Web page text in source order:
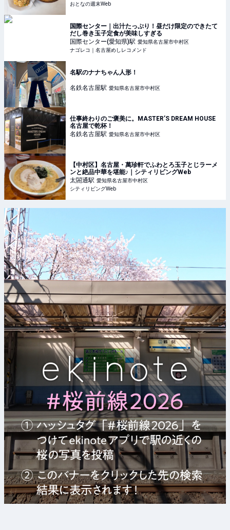
おとなの週末Web
国際センター｜出汁たっぷり！昼だけ限定のできたて
だし巻き玉子定食が美味しすぎる
国際センター(愛知県)駅 愛知県名古屋市中村区
ナゴレコ｜名古屋めしレコメンド
名駅のナナちゃん人形！
名鉄名古屋駅 愛知県名古屋市中村区
仕事終わりのご褒美に。MASTER’S DREAM HOUSE
名古屋で乾杯！
名鉄名古屋駅 愛知県名古屋市中村区
【中村区】名古屋・萬珍軒でふわとろ玉子とじラーメ
ンと絶品中華を堪能♪｜シティリビングWeb
太閤通駅 愛知県名古屋市中村区
シティリビングWeb